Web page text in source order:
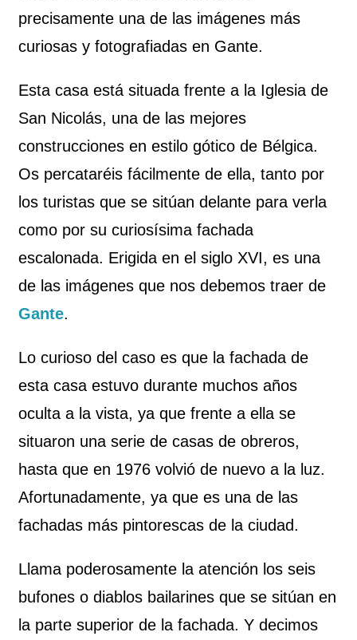
precisamente una de las imágenes más
curiosas y fotografiadas en Gante.
Esta casa está situada frente a la Iglesia de
San Nicolás, una de las mejores
construcciones en estilo gótico de Bélgica.
Os percataréis fácilmente de ella, tanto por
los turistas que se sitúan delante para verla
como por su curiosísima fachada
escalonada. Erigida en el siglo XVI, es una
de las imágenes que nos debemos traer de
Gante.
Lo curioso del caso es que la fachada de
esta casa estuvo durante muchos años
oculta a la vista, ya que frente a ella se
situaron una serie de casas de obreros,
hasta que en 1976 volvió de nuevo a la luz.
Afortunadamente, ya que es una de las
fachadas más pintorescas de la ciudad.
Llama poderosamente la atención los seis
bufones o diablos bailarines que se sitúan en
la parte superior de la fachada. Y decimos